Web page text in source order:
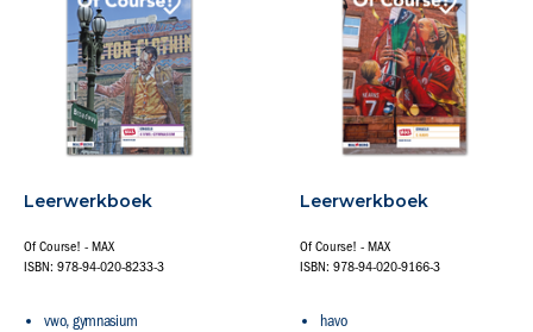
Leerwerkboek
Of Course! - MAX
ISBN: 978-94-020-8233-3
vwo, gymnasium
Leerwerkboek
Of Course! - MAX
ISBN: 978-94-020-9166-3
havo